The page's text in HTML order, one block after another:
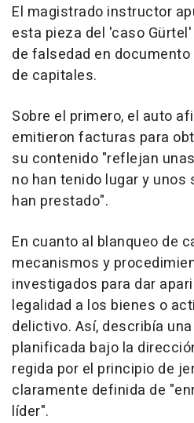
El magistrado instructor
esta pieza del 'caso
de falsedad en
de capitales.
Sobre el primero, el auto
emitieron facturas para
su contenido "reflejan
no han tenido lugar y unos
han prestado".
En cuanto al blanqueo de
mecanismos y
investigados para dar
legalidad a los bienes o
delictivo. Así, describía
planificada bajo la
regida por el principio de
claramente definida de
líder".